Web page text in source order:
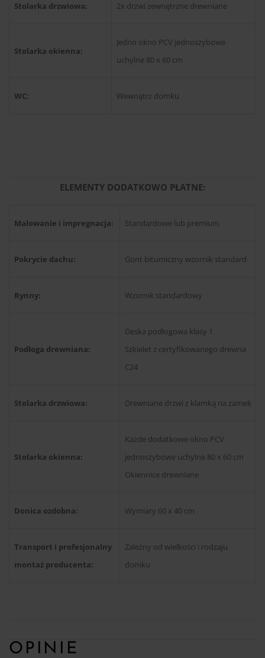
Stolarka drzwiowa: 2x drzwi zewnętrzne drewniane
Stolarka okienna:
Jedno okno PCV jednoszybowe
uchylne 80 x 60 cm
WC: Wewnątrz domku
ELEMENTY DODATKOWO PŁATNE:
Malowanie i impregnacja: Standardowe lub premium
Pokrycie dachu: Gont bitumiczny wzornik standard
Rynny: Wzornik standardowy
Podłoga drewniana:
Deska podłogowa klasy 1
Szkielet z certyfikowanego drewna
C24
Stolarka drzwiowa: Drewniane drzwi z klamką na zamek
Stolarka okienna:
Każde dodatkowe okno PCV
jednoszybowe uchylne 80 x 60 cm
Okiennice drewniane
Donica ozdobna: Wymiary 60 x 40 cm
Transport i profesjonalny
montaż producenta:
Zależny od wielkości i rodzaju
domku
OPINIE